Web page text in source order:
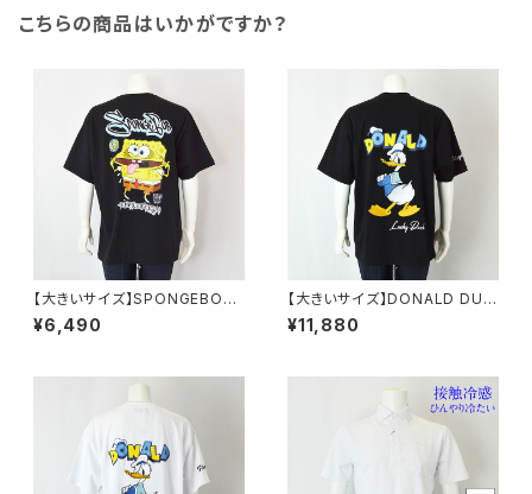
こちらの商品はいかがですか？
【大きいサイズ】SPONGEBOB
天竺プリント半袖Tシャツ｜メン
ズ 1278-6505 ブラック
¥6,490
【大きいサイズ】DONALD DUC
K半袖Tシャツ｜メンズ 1278-6
545 ブラック
¥11,880